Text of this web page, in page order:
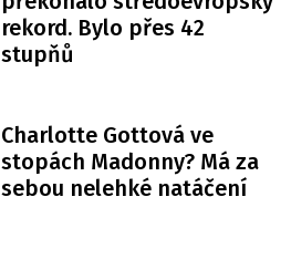
rekord. Bylo přes 42
stupňů
Charlotte Gottová ve
stopách Madonny? Má za
sebou nelehké natáčení